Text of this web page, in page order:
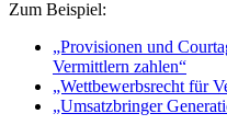
Zum Beispiel:
„Provisionen und
Vermittlern zahlen“
„Wettbewerbsrecht für
„Umsatzbringer